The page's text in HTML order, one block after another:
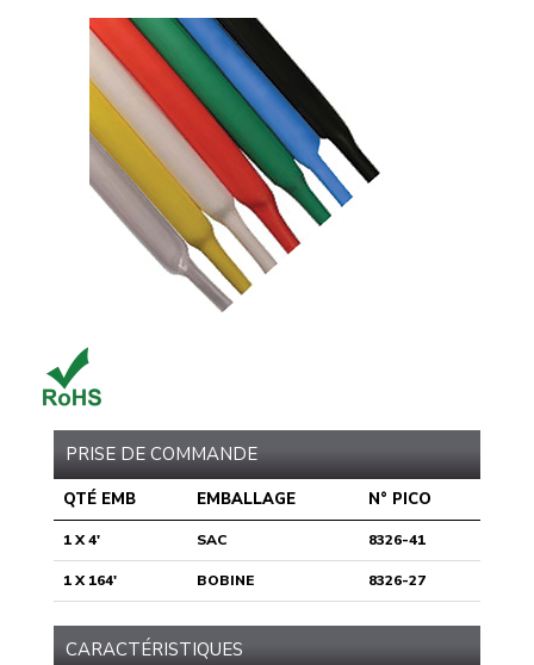
PRISE DE COMMANDE
QTÉ EMB EMBALLAGE N° PICO
1 X 4' SAC 8326-41
1 X 164' BOBINE 8326-27
CARACTÉRISTIQUES